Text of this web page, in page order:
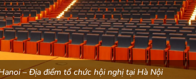
– Địa điểm tổ chức hội nghị tại Hà Nội